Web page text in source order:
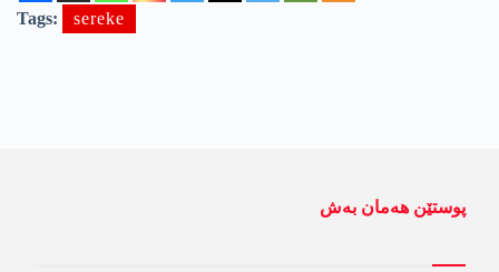
Tags: sereke
پوستێن ھەمان بەش